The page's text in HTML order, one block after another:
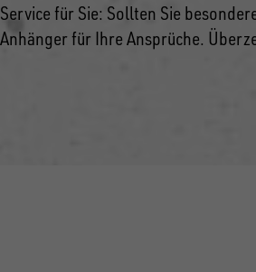
Service für Sie: Sollten Sie
Anhänger für Ihre Ansprüche.